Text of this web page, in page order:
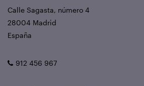
Calle Sagasta, número 4
28004 Madrid
España
912 456 967